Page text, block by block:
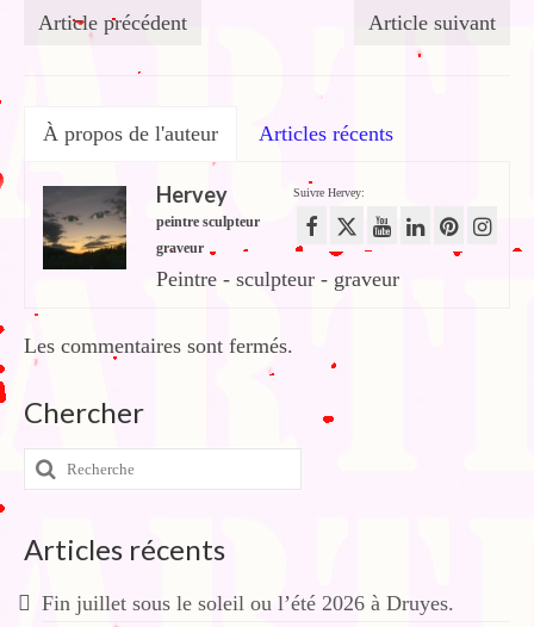
Article précédent Article suivant
À propos de l'auteur Articles récents
Suivre Hervey:
Hervey
peintre sculpteur
graveur
Peintre - sculpteur - graveur
Les commentaires sont fermés.
Chercher
Rechercher
:
Articles récents
Fin juillet sous le soleil ou l’été 2026 à Druyes.